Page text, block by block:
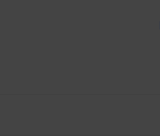
S905X3 4GB/64GB: DC 5V/2A.